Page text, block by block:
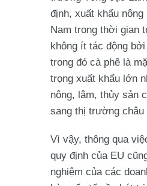
định, xuất khẩu
Nam trong thời gian
không ít tác động
trong đó cà phê là
trọng xuất khẩu lớn
nông, lâm, thủy sản
sang thị trường châu
Vì vậy, thông qua
quy định của EU
nghiệm của các